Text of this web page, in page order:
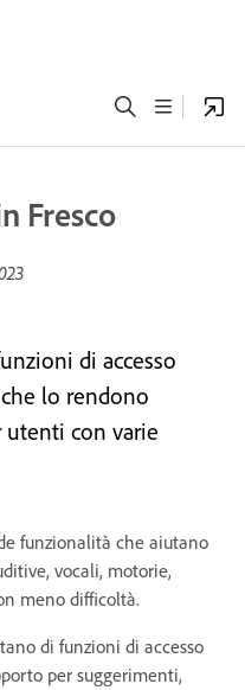
Fresco
di accesso
lo rendono
utenti con varie
funzionalità che aiutano
vocali, motorie,
meno difficoltà.
di funzioni di accesso
per suggerimenti,